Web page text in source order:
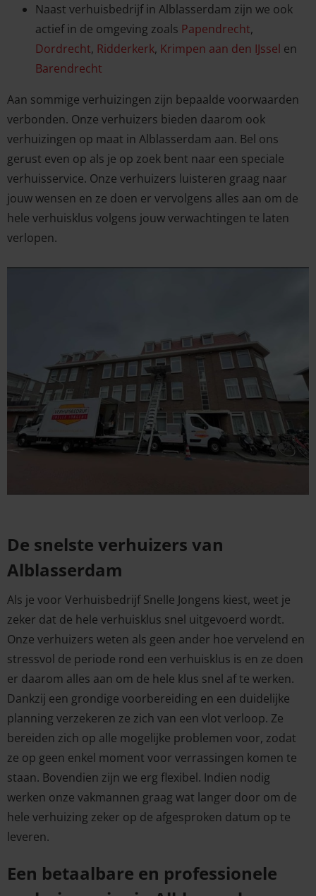
Naast verhuisbedrijf in Alblasserdam zijn we ook
actief in de omgeving zoals Papendrecht,
Dordrecht, Ridderkerk, Krimpen aan den IJssel en
Barendrecht
Aan sommige verhuizingen zijn bepaalde voorwaarden
verbonden. Onze verhuizers bieden daarom ook
verhuizingen op maat in Alblasserdam aan. Bel ons
gerust even op als je op zoek bent naar een speciale
verhuisservice. Onze verhuizers luisteren graag naar
jouw wensen en ze doen er vervolgens alles aan om de
hele verhuisklus volgens jouw verwachtingen te laten
verlopen.
De snelste verhuizers van
Alblasserdam
Als je voor Verhuisbedrijf Snelle Jongens kiest, weet je
zeker dat de hele verhuisklus snel uitgevoerd wordt.
Onze verhuizers weten als geen ander hoe vervelend en
stressvol de periode rond een verhuisklus is en ze doen
er daarom alles aan om de hele klus snel af te werken.
Dankzij een grondige voorbereiding en een duidelijke
planning verzekeren ze zich van een vlot verloop. Ze
bereiden zich op alle mogelijke problemen voor, zodat
ze op geen enkel moment voor verrassingen komen te
staan. Bovendien zijn we erg flexibel. Indien nodig
werken onze vakmannen graag wat langer door om de
hele verhuizing zeker op de afgesproken datum op te
leveren.
Een betaalbare en professionele